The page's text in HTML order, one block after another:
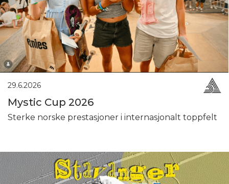
29.6.2026
Mystic Cup 2026
Sterke norske prestasjoner i internasjonalt toppfelt